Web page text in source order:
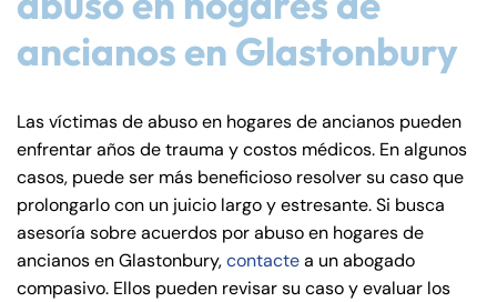
ancianos en Glastonbury
Las víctimas de abuso en hogares de ancianos pueden
enfrentar años de trauma y costos médicos. En algunos
casos, puede ser más beneficioso resolver su caso que
prolongarlo con un juicio largo y estresante. Si busca
asesoría sobre acuerdos por abuso en hogares de
ancianos en Glastonbury,contactea un abogado
compasivo. Ellos pueden revisar su caso y evaluar los